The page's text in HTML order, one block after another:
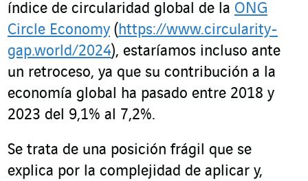
índice de circularidad global de la ONG
Circle Economy (https://www.circularity-
gap.world/2024), estaríamos incluso ante
un retroceso, ya que su contribución a la
economía global ha pasado entre 2018 y
2023 del 9,1% al 7,2%.
Se trata de una posición frágil que se
explica por la complejidad de aplicar y,